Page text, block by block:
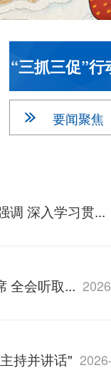
“三抓三促”行
要闻聚焦
调 深入学习贯...
全会听取...
持并讲话"